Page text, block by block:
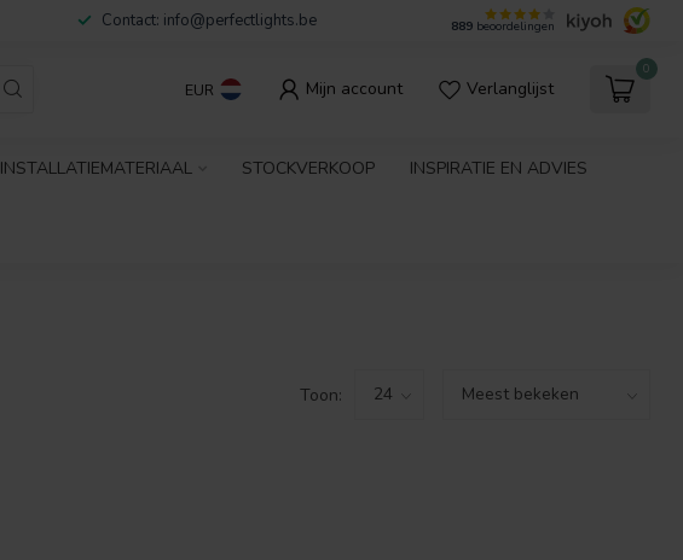
Contact: info@perfectlights.be 889 beoordelingen
EUR Mijn account Verlanglijst
0
INSTALLATIEMATERIAAL STOCKVERKOOP INSPIRATIE EN ADVIES
Toon: